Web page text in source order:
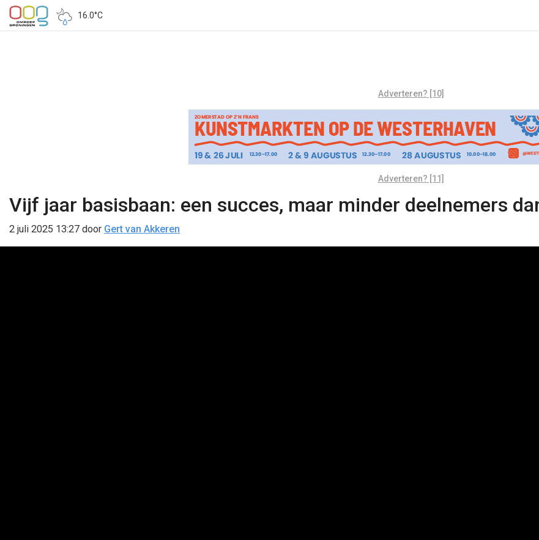
16.0°C
Adverteren? [10]
Adverteren? [11]
Vijf jaar basisbaan: een succes, maar minder deelnemers
2 juli 2025 13:27 door Gert van Akkeren